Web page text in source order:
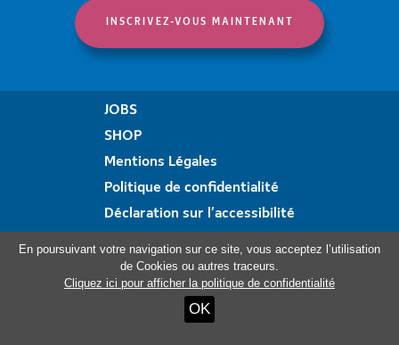
JOBS
SHOP
Mentions Légales
Politique de confidentialité
Déclaration sur l’accessibilité
Visitez aussi:
ViDo Ostbelgien
En poursuivant votre navigation sur ce site, vous acceptez l’utilisation
de Cookies ou autres traceurs.
Cliquez ici pour afficher la politique de confidentialité
OK